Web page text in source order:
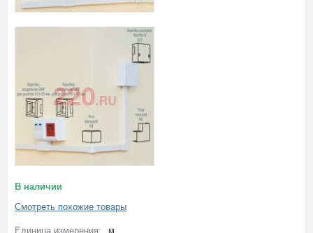
В наличии
Смотреть похожие товары
Единица измерения: м